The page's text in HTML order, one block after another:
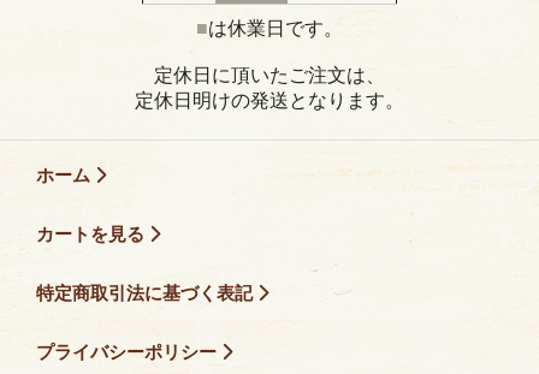
■は休業日です。
定休日に頂いたご注文は、
定休日明けの発送となります。
ホーム
カートを見る
特定商取引法に基づく表記
プライバシーポリシー